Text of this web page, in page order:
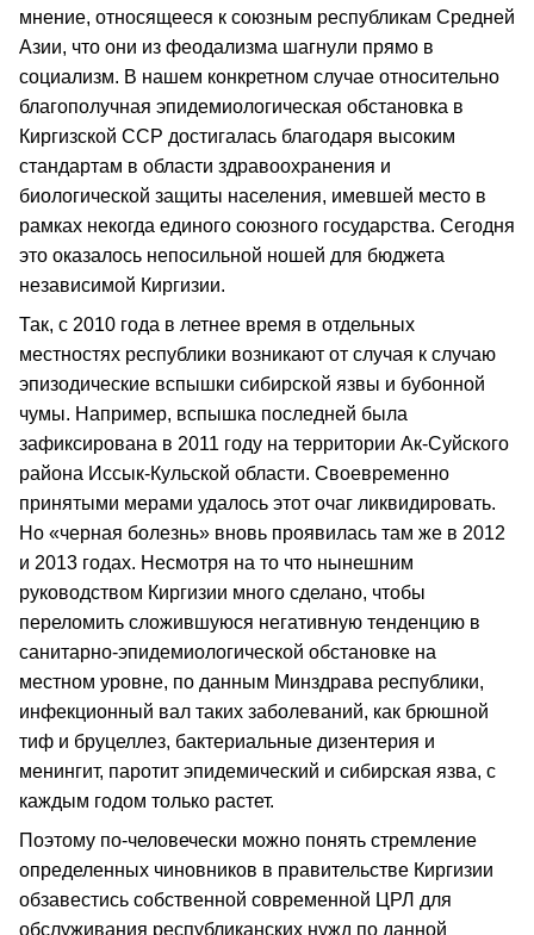
мнение, относящееся к союзным республикам Средней
Азии, что они из феодализма шагнули прямо в
социализм. В нашем конкретном случае относительно
благополучная эпидемиологическая обстановка в
Киргизской ССР достигалась благодаря высоким
стандартам в области здравоохранения и
биологической защиты населения, имевшей место в
рамках некогда единого союзного государства. Сегодня
это оказалось непосильной ношей для бюджета
независимой Киргизии.
Так, с 2010 года в летнее время в отдельных
местностях республики возникают от случая к случаю
эпизодические вспышки сибирской язвы и бубонной
чумы. Например, вспышка последней была
зафиксирована в 2011 году на территории Ак-Суйского
района Иссык-Кульской области. Своевременно
принятыми мерами удалось этот очаг ликвидировать.
Но «черная болезнь» вновь проявилась там же в 2012
и 2013 годах. Несмотря на то что нынешним
руководством Киргизии много сделано, чтобы
переломить сложившуюся негативную тенденцию в
санитарно-эпидемиологической обстановке на
местном уровне, по данным Минздрава республики,
инфекционный вал таких заболеваний, как брюшной
тиф и бруцеллез, бактериальные дизентерия и
менингит, паротит эпидемический и сибирская язва, с
каждым годом только растет.
Поэтому по-человечески можно понять стремление
определенных чиновников в правительстве Киргизии
обзавестись собственной современной ЦРЛ для
обслуживания республиканских нужд по данной